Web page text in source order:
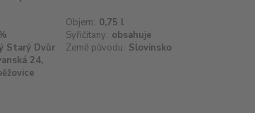
Objem: 0,75 l
Syřičitany: obsahuje
Starý Dvůr
24,
Země původu: Slovinsko